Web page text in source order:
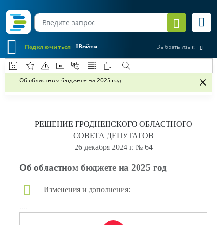
Войти
Подключиться Выбрать язык
Об областном бюджете на 2025 год
РЕШЕНИЕ ГРОДНЕНСКОГО ОБЛАСТНОГО
СОВЕТА ДЕПУТАТОВ
26 декабря 2024 г. № 64
Об областном бюджете на 2025 год
Изменения и дополнения:
....